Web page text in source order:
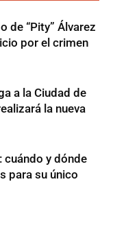
de “Pity” Álvarez
por el crimen
a la Ciudad de
la nueva
cuándo y dónde
para su único